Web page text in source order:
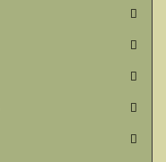




